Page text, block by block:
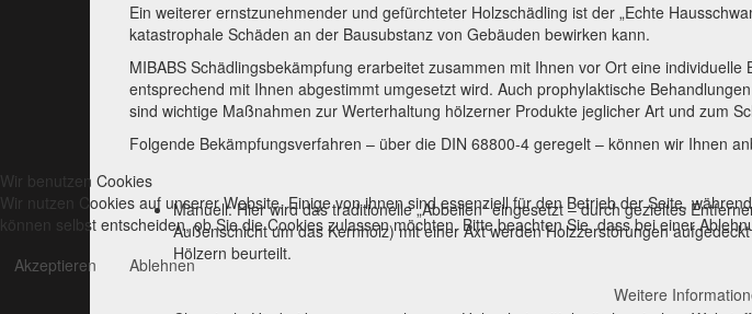
Ein weiterer ernstzunehmender und gefürchteter Holzschädling ist der „Echte
katastrophale Schäden an der Bausubstanz von Gebäuden bewirken kann.
MIBABS Schädlingsbekämpfung erarbeitet zusammen mit Ihnen vor Ort eine individuelle
entsprechend mit Ihnen abgestimmt umgesetzt wird. Auch prophylaktische
sind wichtige Maßnahmen zur Werterhaltung hölzerner Produkte jeglicher Art und zum
Folgende Bekämpfungsverfahren – über die DIN 68800-4 geregelt – können wir Ihnen
Manuell: Hier wird das traditionelle „Abbeilen“ eingesetzt – durch gezieltes
Außenschicht um das Kernholz) mit einer Axt werden Holzzerstörungen
Hölzern beurteilt.
Wir benutzen Cookies
Wir nutzen Cookies auf unserer Website. Einige von ihnen sind essenziell für den Betrieb der Seite,
können selbst entscheiden, ob Sie die Cookies zulassen möchten. Bitte beachten Sie, dass bei einer
Akzeptieren
Ablehnen
Weitere